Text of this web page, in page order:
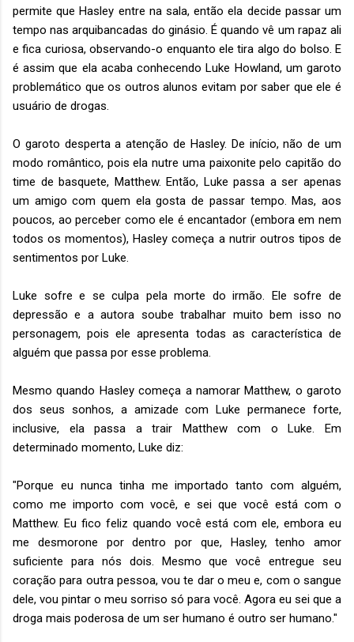
permite que Hasley entre na sala, então ela decide passar um
tempo nas arquibancadas do ginásio. É quando vê um rapaz ali
e fica curiosa, observando-o enquanto ele tira algo do bolso. E
é assim que ela acaba conhecendo Luke Howland, um garoto
problemático que os outros alunos evitam por saber que ele é
usuário de drogas.
O garoto desperta a atenção de Hasley. De início, não de um
modo romântico, pois ela nutre uma paixonite pelo capitão do
time de basquete, Matthew. Então, Luke passa a ser apenas
um amigo com quem ela gosta de passar tempo. Mas, aos
poucos, ao perceber como ele é encantador (embora em nem
todos os momentos), Hasley começa a nutrir outros tipos de
sentimentos por Luke.
Luke sofre e se culpa pela morte do irmão. Ele sofre de
depressão e a autora soube trabalhar muito bem isso no
personagem, pois ele apresenta todas as característica de
alguém que passa por esse problema.
Mesmo quando Hasley começa a namorar Matthew, o garoto
dos seus sonhos, a amizade com Luke permanece forte,
inclusive, ela passa a trair Matthew com o Luke. Em
determinado momento, Luke diz:
"Porque eu nunca tinha me importado tanto com alguém,
como me importo com você, e sei que você está com o
Matthew. Eu fico feliz quando você está com ele, embora eu
me desmorone por dentro por que, Hasley, tenho amor
suficiente para nós dois. Mesmo que você entregue seu
coração para outra pessoa, vou te dar o meu e, com o sangue
dele, vou pintar o meu sorriso só para você. Agora eu sei que a
droga mais poderosa de um ser humano é outro ser humano."